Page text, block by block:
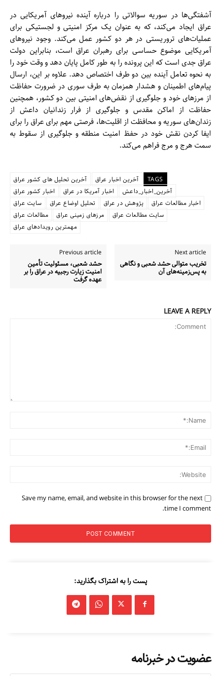
آشفتگی‌ها در سوریه سوالاتی را درباره آینده نیروهای آمریکایی در
عراق ایجاد می‌کند، که به عنوان یک مرکز امنیتی و لجستیکی برای
عملیات‌های تروریستی در هر دو کشور عمل می‌کند. وجود نیروهای
آمریکایی موضوع حساسی برای رهبران عراق است، بنابراین دولت
عراق جدی است که این پرونده را به طور کامل پایان دهد و وقت خود را
به نحوه تعامل آینده بین دو طرف اختصاص دهد. علاوه بر این، ارسال
پیام‌های اطمینان و هشدار همزمان به طرف سوری در ضرورت حفاظت
از مرزهای خود و جلوگیری از نقض‌های امنیتی بین دو کشور، همچنین
حفاظت از اماکن مقدس و جلوگیری از فرار زندانیان داعش از
زندان‌های سوریه و محافظت از اقلیت‌ها، فرصتی مهم برای عراق را برای
ایفا کردن نقش خود در حفظ امنیت منطقه و جلوگیری از سقوط به
سمت هرج و مرج فراهم می‌کند.
TAGS آخرین اخبار عراق
آخرین تحلیل های کشور عراق
آخرین_اخبار_داعش
اخبار آمریکا در عراق
اخبار کشور عراق
اخبار مطالعات عراق
پژوهش در عراق تحلیل اوضاع عراق
سایت عراق
سایت مطالعات عراق
مرزهای زمینی عراق
مطالعات عراق
مهمترین رویدادهای عراق
Previous article
حشد شعبی، مسئولیت تأمین
امنیت زیارت رجبیه در عراق را بر
عهده گرفت
Next article
تخریب متوالی حشد شعبی و نگاهی
به پس‌زمینه‌های آن
LEAVE A REPLY
Save my name, email, and website in this browser for the next
time I comment.
پست را به اشتراک بگذارید:
عضویت در خبرنامه